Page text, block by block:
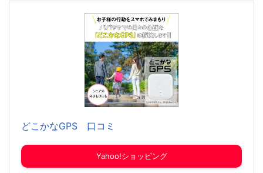
どこかなGPS 口コミ
Yahoo!ショッピング